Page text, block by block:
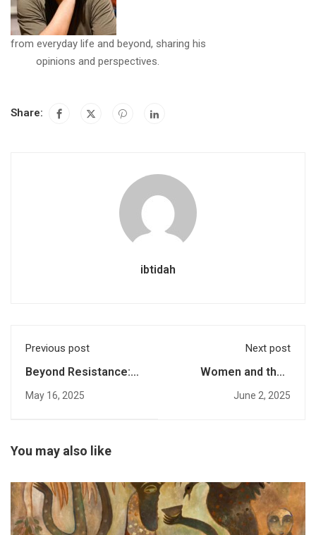
from everyday life and beyond, sharing his
opinions and perspectives.
Share:
ibtidah
Previous post
Beyond Resistance:
Pashtun Identity, and
May 16, 2025
Next post
Women and their
June 2, 2025
You may also like